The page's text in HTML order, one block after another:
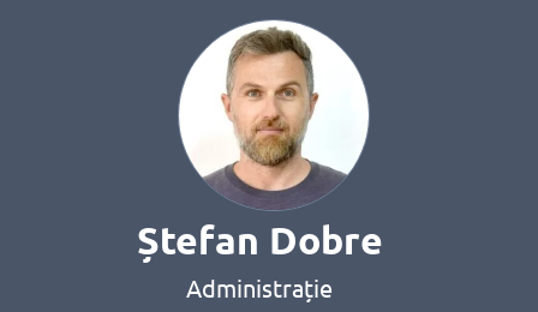
Ștefan Dobre
Administrație